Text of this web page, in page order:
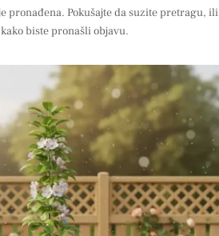
pronađena. Pokušajte da suzite pretragu, ili
biste pronašli objavu.